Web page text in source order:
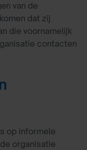
van de
dat zij
die voornamelijk
contacten
op informele
organisatie